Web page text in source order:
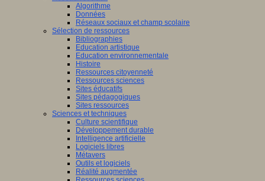
Algorithme
Données
Réseaux sociaux et champ scolaire
Sélection de ressources
Bibliographies
Education artistique
Education environnementale
Histoire
Ressources citoyenneté
Ressources sciences
Sites éducatifs
Sites pédagogiques
Sites ressources
Sciences et techniques
Culture scientifique
Développement durable
Intelligence artificielle
Logiciels libres
Métavers
Outils et logiciels
Réalité augmentée